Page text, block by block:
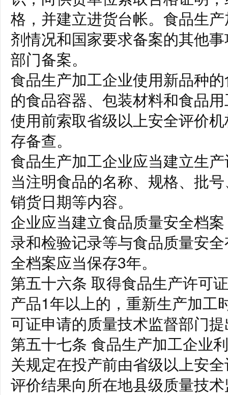
格，并建立进货台帐。食品生
剂情况和国家要求备案的其他
部门备案。
食品生产加工企业使用新品种
的食品容器、包装材料和食品
使用前索取省级以上安全评价
存备查。
食品生产加工企业应当建立生
当注明食品的名称、规格、批
销货日期等内容。
企业应当建立食品质量安全档
录和检验记录等与食品质量安
全档案应当保存3年。
第五十六条 取得食品生产许可
产品1年以上的，重新生产加工
可证申请的质量技术监督部门
第五十七条 食品生产加工企业
关规定在投产前由省级以上安
评价结果向所在地县级质量技